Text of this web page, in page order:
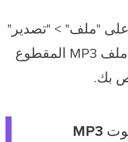
على "ملف" > "تصدير"
> "تصدير الصوت" لحفظ ملف MP3 المقطوع
بك.
الطريقة الرابعة: قص صوت MP3